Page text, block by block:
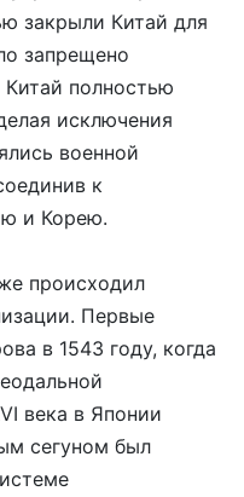
закрыли Китай для
запрещено
Китай полностью
исключения
военной
к
и Корею.
происходил
Первые
в 1543 году, когда
века в Японии
сегуном был